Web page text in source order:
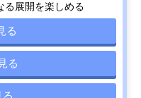
る展開を楽しめる
る
る